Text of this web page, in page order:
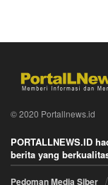
© 2020 Portallnews.id
PORTALLNEWS.ID
berita yang
Pedoman Media Siber